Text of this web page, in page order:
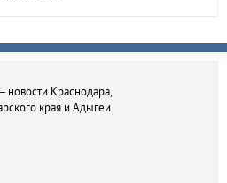
Краснодара,
края и Адыгеи